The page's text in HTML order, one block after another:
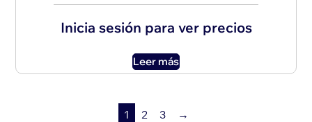
Inicia sesión para ver precios
Leer más
1 2 3 →